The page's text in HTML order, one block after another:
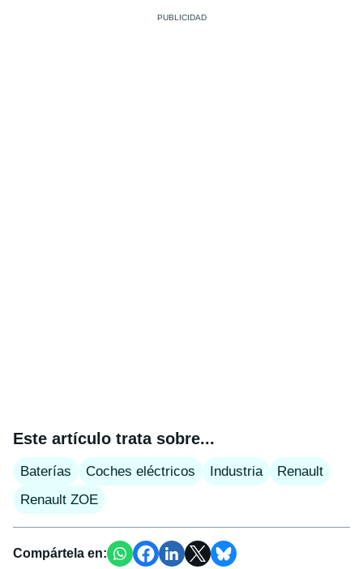
Este artículo trata sobre...
Baterías Coches eléctricos Industria
Renault
Renault ZOE
Compártela en: